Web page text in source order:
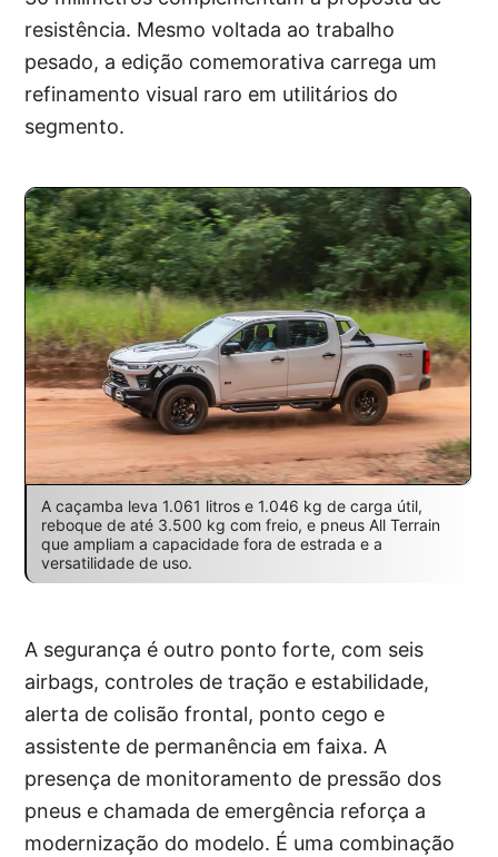
resistência. Mesmo voltada ao trabalho
pesado, a edição comemorativa carrega um
refinamento visual raro em utilitários do
segmento.
A caçamba leva 1.061 litros e 1.046 kg de carga útil,
reboque de até 3.500 kg com freio, e pneus All Terrain
que ampliam a capacidade fora de estrada e a
versatilidade de uso.
A segurança é outro ponto forte, com seis
airbags, controles de tração e estabilidade,
alerta de colisão frontal, ponto cego e
assistente de permanência em faixa. A
presença de monitoramento de pressão dos
pneus e chamada de emergência reforça a
modernização do modelo. É uma combinação